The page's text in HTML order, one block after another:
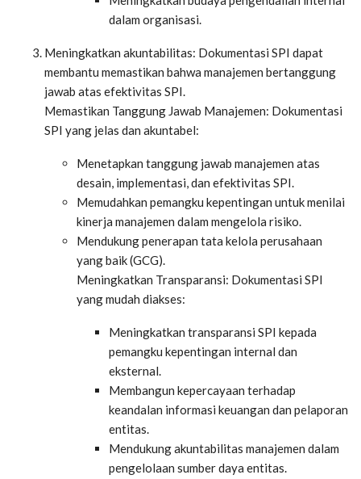
dalam organisasi.
Meningkatkan akuntabilitas: Dokumentasi SPI dapat
membantu memastikan bahwa manajemen bertanggung
jawab atas efektivitas SPI.
Memastikan Tanggung Jawab Manajemen: Dokumentasi
SPI yang jelas dan akuntabel:
Menetapkan tanggung jawab manajemen atas
desain, implementasi, dan efektivitas SPI.
Memudahkan pemangku kepentingan untuk menilai
kinerja manajemen dalam mengelola risiko.
Mendukung penerapan tata kelola perusahaan
yang baik (GCG).
Meningkatkan Transparansi: Dokumentasi SPI
yang mudah diakses:
Meningkatkan transparansi SPI kepada
pemangku kepentingan internal dan
eksternal.
Membangun kepercayaan terhadap
keandalan informasi keuangan dan pelaporan
entitas.
Mendukung akuntabilitas manajemen dalam
pengelolaan sumber daya entitas.